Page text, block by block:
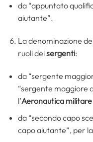
da “appuntato
aiutante”.
La denominazione
ruoli deisergenti:
da “sergente
“sergente maggiore
l’Aeronautica militare
da “secondo capo
capo aiutante”, per la